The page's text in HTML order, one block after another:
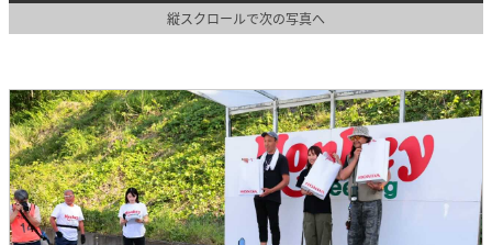
縦スクロールで次の写真へ